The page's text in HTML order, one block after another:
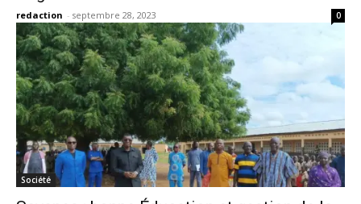
redaction - septembre 28, 2023 0
Société